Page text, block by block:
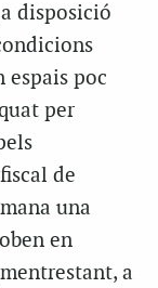
disposició
espais poc
per
de
una
en
a